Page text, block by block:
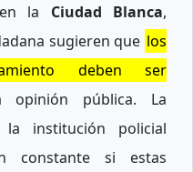
la Ciudad Blanca,
sugieren que los
deben ser
pública. La
institución policial
constante si estas